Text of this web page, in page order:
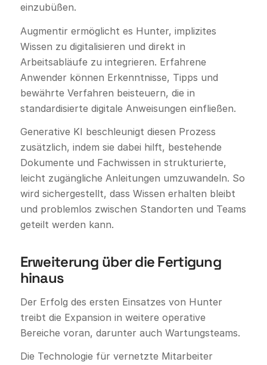
einzubüßen.
Augmentir ermöglicht es Hunter, implizites
Wissen zu digitalisieren und direkt in
Arbeitsabläufe zu integrieren. Erfahrene
Anwender können Erkenntnisse, Tipps und
bewährte Verfahren beisteuern, die in
standardisierte digitale Anweisungen einfließen.
Generative KI beschleunigt diesen Prozess
zusätzlich, indem sie dabei hilft, bestehende
Dokumente und Fachwissen in strukturierte,
leicht zugängliche Anleitungen umzuwandeln. So
wird sichergestellt, dass Wissen erhalten bleibt
und problemlos zwischen Standorten und Teams
geteilt werden kann.
Erweiterung über die Fertigung
hinaus
Der Erfolg des ersten Einsatzes von Hunter
treibt die Expansion in weitere operative
Bereiche voran, darunter auch Wartungsteams.
Die Technologie für vernetzte Mitarbeiter